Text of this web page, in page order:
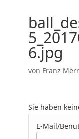
6.jpg
von Franz
Sie haben
E-Mail/